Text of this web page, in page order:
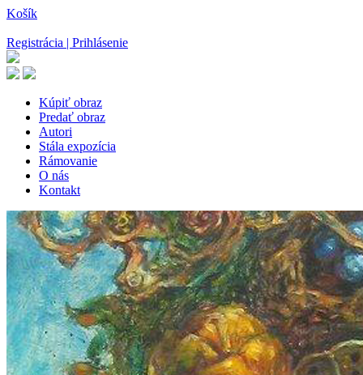
Košík
Registrácia | Prihlásenie
Kúpiť obraz
Predať obraz
Autori
Stála expozícia
Rámovanie
O nás
Kontakt